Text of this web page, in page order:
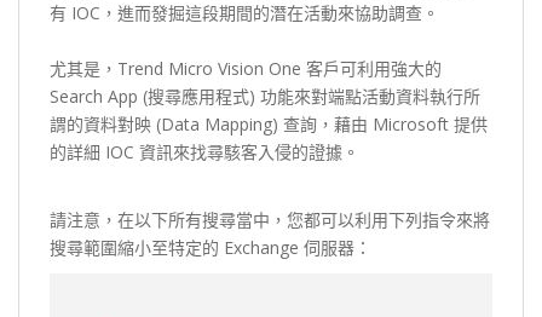
有 IOC，進而發掘這段期間的潛在活動來協助調查。
尤其是，Trend Micro Vision One 客戶可利用強大的
Search App (搜尋應用程式) 功能來對端點活動資料執行所
謂的資料對映 (Data Mapping) 查詢，藉由 Microsoft 提供
的詳細 IOC 資訊來找尋駭客入侵的證據。
請注意，在以下所有搜尋當中，您都可以利用下列指令來將
搜尋範圍縮小至特定的 Exchange 伺服器：